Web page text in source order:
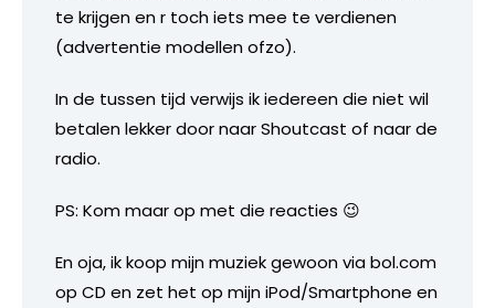
te krijgen en r toch iets mee te verdienen
(advertentie modellen ofzo).
In de tussen tijd verwijs ik iedereen die niet wil
betalen lekker door naar Shoutcast of naar de
radio.
PS: Kom maar op met die reacties 😉
En oja, ik koop mijn muziek gewoon via bol.com
op CD en zet het op mijn iPod/Smartphone en